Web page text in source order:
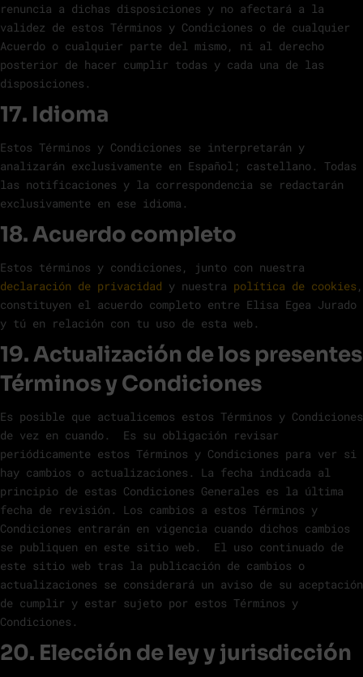
renuncia a dichas disposiciones y no afectará a la
validez de estos Términos y Condiciones o de cualquier
Acuerdo o cualquier parte del mismo, ni al derecho
posterior de hacer cumplir todas y cada una de las
disposiciones.
17. Idioma
Estos Términos y Condiciones se interpretarán y
analizarán exclusivamente en Español; castellano. Todas
las notificaciones y la correspondencia se redactarán
exclusivamente en ese idioma.
18. Acuerdo completo
Estos términos y condiciones, junto con nuestra
declaración de privacidad y nuestra política de cookies ,
constituyen el acuerdo completo entre Elisa Egea Jurado
y tú en relación con tu uso de esta web.
19. Actualización de los presentes
Términos y Condiciones
Es posible que actualicemos estos Términos y Condiciones
de vez en cuando. Es su obligación revisar
periódicamente estos Términos y Condiciones para ver si
hay cambios o actualizaciones. La fecha indicada al
principio de estas Condiciones Generales es la última
fecha de revisión. Los cambios a estos Términos y
Condiciones entrarán en vigencia cuando dichos cambios
se publiquen en este sitio web. El uso continuado de
este sitio web tras la publicación de cambios o
actualizaciones se considerará un aviso de su aceptación
de cumplir y estar sujeto por estos Términos y
Condiciones.
20. Elección de ley y jurisdicción